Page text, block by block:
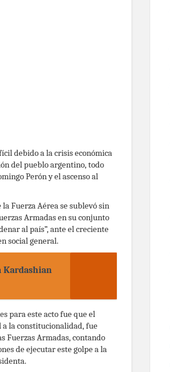
debido a la crisis económica
del pueblo argentino, todo
Perón y el ascenso al
Fuerza Aérea se sublevó sin
Armadas en su conjunto
al país”, ante el creciente
social general.
Kardashian
para este acto fue que el
a la constitucionalidad, fue
Fuerzas Armadas, contando
de ejecutar este golpe a la